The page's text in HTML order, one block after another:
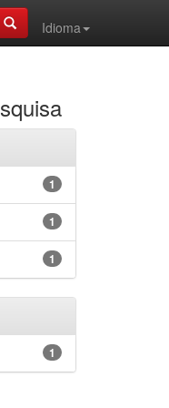
Idioma
1
1
1
1